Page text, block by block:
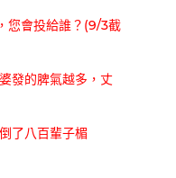
您會投給誰？(9/3截
發的脾氣越多，丈
了八百輩子楣